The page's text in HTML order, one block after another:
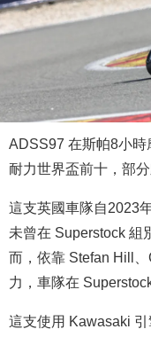
ADSS97 在斯帕8小時
耐力世界盃前十，部
這支英國車隊自2023
未曾在 Superstock 組
而，依靠 Stefan Hill
力，車隊在
這支使用 Kawasaki